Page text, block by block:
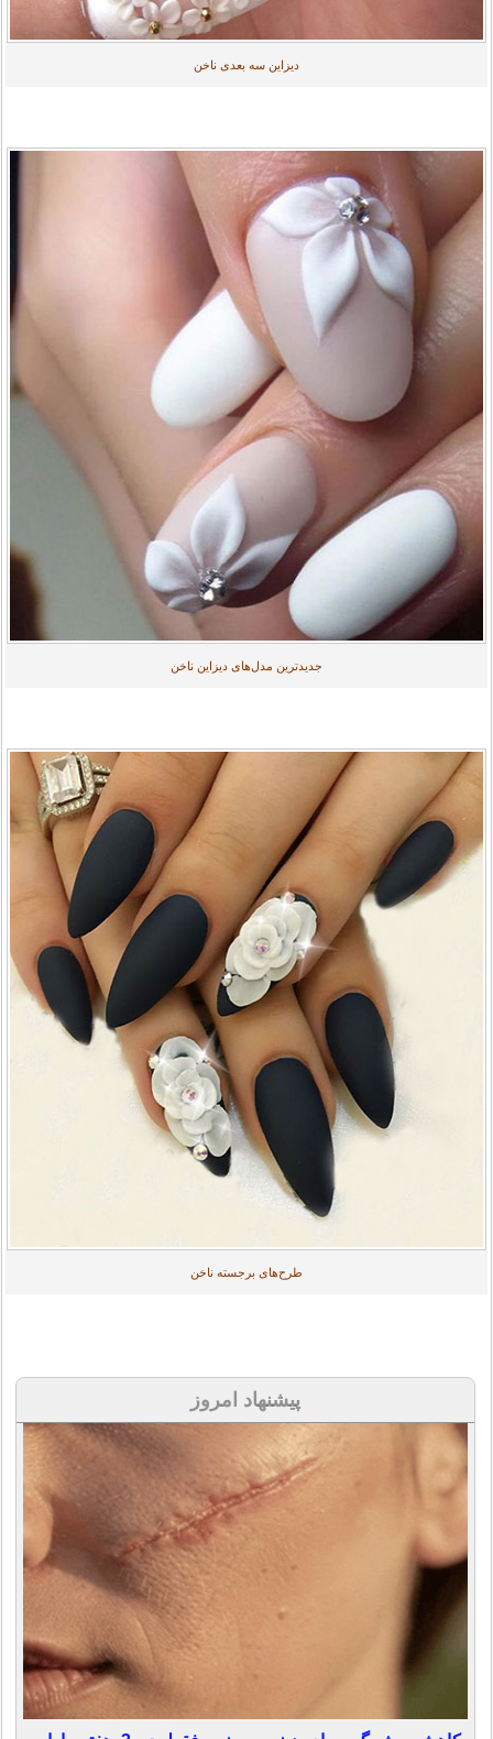
دیزاین سه بعدی ناخن
جدیدترین مدل‌های دیزاین ناخن
طرح‌های برجسته ناخن
پیشنهاد امروز